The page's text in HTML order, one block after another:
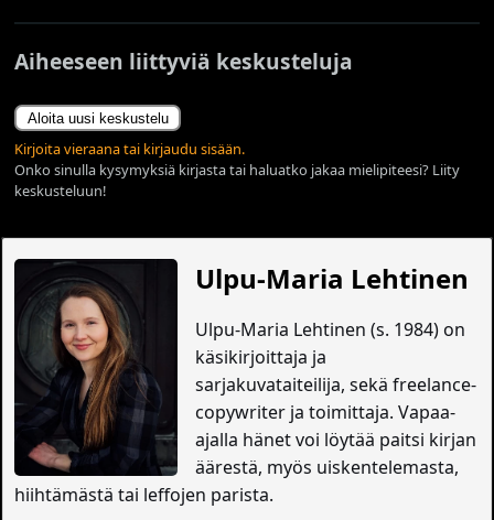
Aiheeseen liittyviä keskusteluja
Aloita uusi keskustelu
Kirjoita vieraana tai kirjaudu sisään.
Onko sinulla kysymyksiä kirjasta tai haluatko jakaa mielipiteesi? Liity
keskusteluun!
Ulpu-Maria Lehtinen
Ulpu-Maria Lehtinen (s. 1984) on
käsikirjoittaja ja
sarjakuvataiteilija, sekä freelance-
copywriter ja toimittaja. Vapaa-
ajalla hänet voi löytää paitsi kirjan
äärestä, myös uiskentelemasta,
hiihtämästä tai leffojen parista.